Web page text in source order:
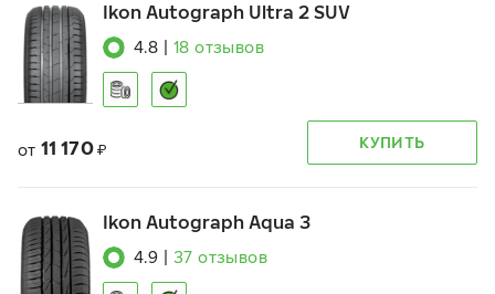
Ikon Autograph Ultra 2 SUV
4.8 18 отзывов
от 11 170 ₽ КУПИТЬ
Ikon Autograph Aqua 3
4.9 37 отзывов